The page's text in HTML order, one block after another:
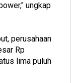
ungkap
perusahaan
Rp
lima puluh